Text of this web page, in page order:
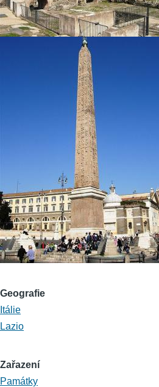
Geografie
Itálie
Lazio
Zařazení
Památky